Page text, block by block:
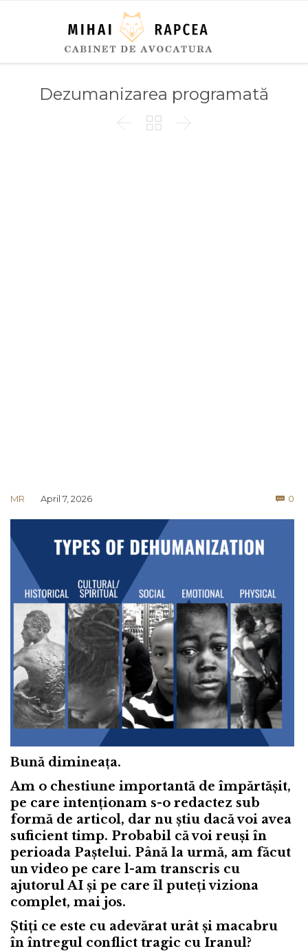
Dezumanizarea programată
  
MR April 7, 2026  0
Bună dimineața.
Am o chestiune importantă de împărtășit,
pe care intenționam s-o redactez sub
formă de articol, dar nu știu dacă voi avea
suficient timp. Probabil că voi reuși în
perioada Paștelui. Până la urmă, am făcut
un video pe care l-am transcris cu
ajutorul AI și pe care îl puteți viziona
complet, mai jos.
Știți ce este cu adevărat urât și macabru
în întregul conflict tragic cu Iranul?